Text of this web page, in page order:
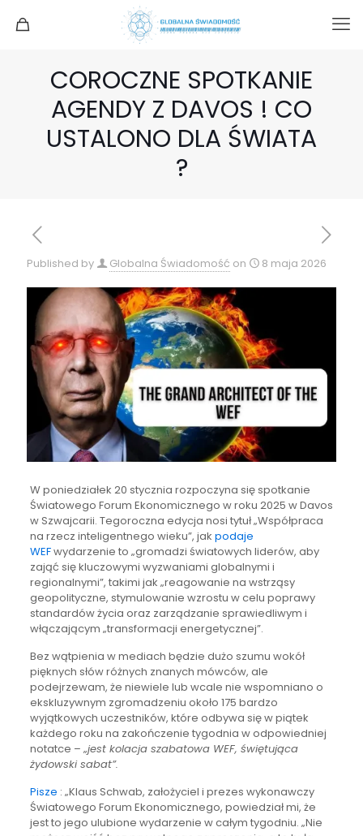
COROCZNE SPOTKANIE
AGENDY Z DAVOS ! CO
USTALONO DLA ŚWIATA
?
Published by Globalna Świadomość on 8 maja 2026
W poniedziałek 20 stycznia rozpoczyna się spotkanie
Światowego Forum Ekonomicznego w roku 2025 w Davos
w Szwajcarii. Tegoroczna edycja nosi tytuł „Współpraca
na rzecz inteligentnego wieku”, jak podaje
WEFwydarzenie to „gromadzi światowych liderów, aby
zająć się kluczowymi wyzwaniami globalnymi i
regionalnymi”, takimi jak „reagowanie na wstrząsy
geopolityczne, stymulowanie wzrostu w celu poprawy
standardów życia oraz zarządzanie sprawiedliwym i
włączającym „transformacji energetycznej”.
Bez wątpienia w mediach będzie dużo szumu wokół
pięknych słów różnych znanych mówców, ale
podejrzewam, że niewiele lub wcale nie wspomniano o
ekskluzywnym zgromadzeniu około 175 bardzo
wyjątkowych uczestników, które odbywa się w piątek
każdego roku na zakończenie tygodnia w odpowiedniej
notatce – „jest kolacja szabatowa WEF, świętująca
żydowski sabat”.
Pisze : „Klaus Schwab, założyciel i prezes wykonawczy
Światowego Forum Ekonomicznego, powiedział mi, że
jest to jego ulubione wydarzenie w całym tygodniu. „Nie